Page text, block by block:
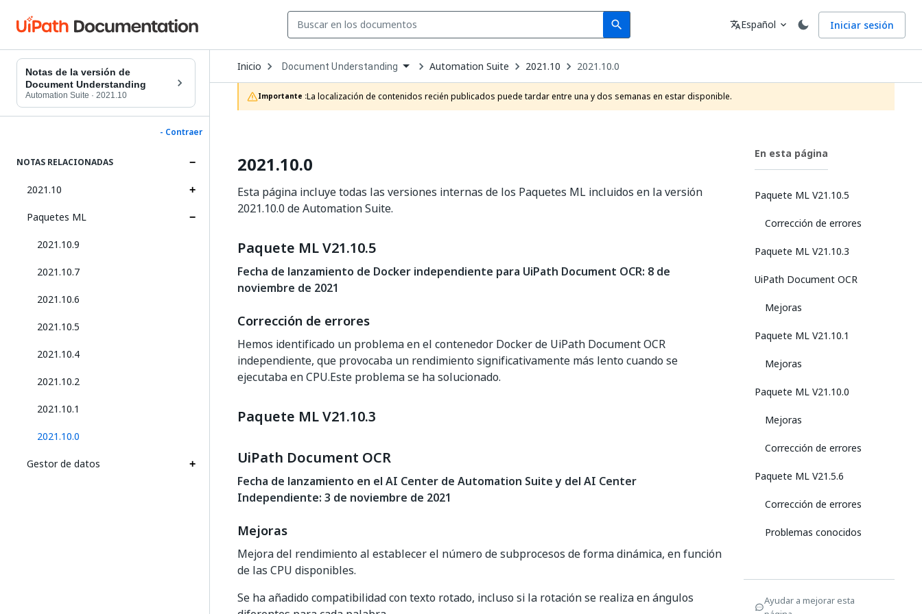
search
Search Idioma
translateEspañol expand_more Iniciar sesión
Notas de la versión de
Document Understanding
Automation Suite · 2021.10
- Contraer
NOTAS RELACIONADAS
2021.10
Paquetes ML
2021.10.9
2021.10.7
2021.10.6
2021.10.5
2021.10.4
2021.10.2
2021.10.1
2021.10.0
Gestor de datos
Inicio Open
Dropdown
to
choose
product
Document Understanding Automation Suite 2021.10 2021.10.0
Importante :La localización de contenidos recién publicados puede tardar entre una y dos semanas en estar disponible.
2021.10.0
Esta página incluye todas las versiones internas de los Paquetes ML incluidos en la versión
2021.10.0 de Automation Suite.
Paquete ML V21.10.5
Fecha de lanzamiento de Docker independiente para UiPath Document OCR: 8 de
noviembre de 2021
Corrección de errores
Hemos identificado un problema en el contenedor Docker de UiPath Document OCR
independiente, que provocaba un rendimiento significativamente más lento cuando se
ejecutaba en CPU.Este problema se ha solucionado.
Paquete ML V21.10.3
UiPath Document OCR
Fecha de lanzamiento en el AI Center de Automation Suite y del AI Center
Independiente: 3 de noviembre de 2021
Mejoras
Mejora del rendimiento al establecer el número de subprocesos de forma dinámica, en función
de las CPU disponibles.
Se ha añadido compatibilidad con texto rotado, incluso si la rotación se realiza en ángulos
En esta página
Paquete ML V21.10.5
Corrección de errores
Paquete ML V21.10.3
UiPath Document OCR
Mejoras
Paquete ML V21.10.1
Mejoras
Paquete ML V21.10.0
Mejoras
Corrección de errores
Paquete ML V21.5.6
Corrección de errores
Problemas conocidos
Ayudar a mejorar esta